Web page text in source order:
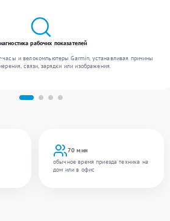
70 мин
обычное время приезда техника на
дом или в офис
рабочих показателей
и велокомпьютеры Garmin, устанавливая причины
связи, зарядки или изображения.